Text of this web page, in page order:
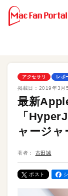
アクセサリ レポ
掲載日： 2019年3月
最新
「
ャージャ
著者： 古田誠
ポスト